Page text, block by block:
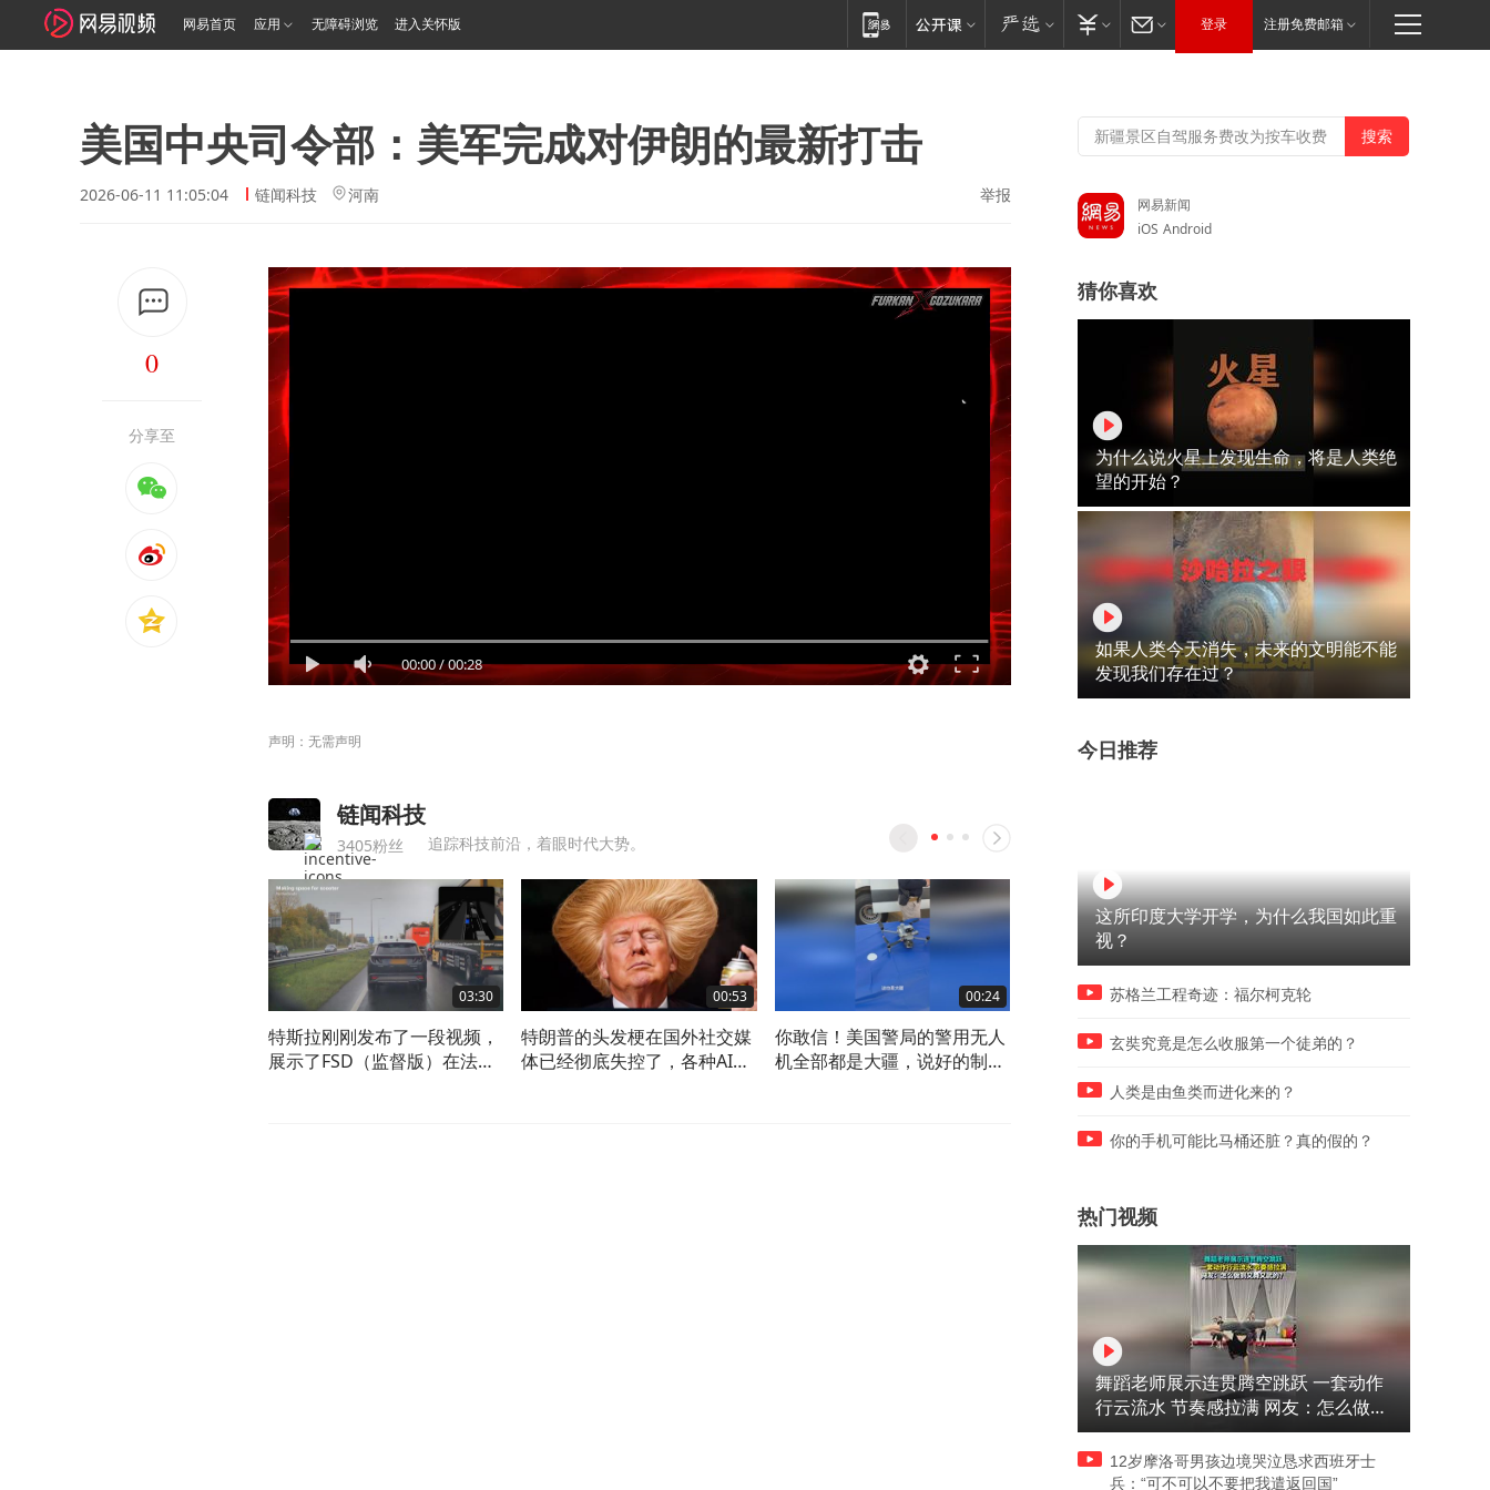
网易首页 应用 无障碍浏览 进入关怀版 登录 注册免费邮箱
美国中央司令部：美军完成对伊朗的最新打击
2026-06-11 11:05:04 链闻科技 河南 举报
0
分享至
00:00/00:28
声明：无需声明
链闻科技
3405粉丝 追踪科技前沿，着眼时代大势。
03:30
特斯拉刚刚发布了一段视频，
展示了FSD（监督版）在法
00:53
特朗普的头发梗在国外社交媒
体已经彻底失控了，各种AI视
00:24
你敢信！美国警局的警用无人
机全部都是大疆，说好的制裁
00:56
马斯克要建一座未来城！
染视频，这是一座超大规模半
SpaceX星舰41号正在前往发
拍照打卡
网易新闻
iOS Android
猜你喜欢
为什么说火星上发现生命，将是人类绝
望的开始？
如果人类今天消失，未来的文明能不能
发现我们存在过？
今日推荐
这所印度大学开学，为什么我国如此重
视？
苏格兰工程奇迹：福尔柯克轮
玄奘究竟是怎么收服第一个徒弟的？
人类是由鱼类而进化来的？
你的手机可能比马桶还脏？真的假的？
热门视频
舞蹈老师展示连贯腾空跳跃 一套动作
行云流水 节奏感拉满 网友：怎么做到
又舞又武的？
12岁摩洛哥男孩边境哭泣恳求西班牙士
兵：“可不可以不要把我遣返回国”